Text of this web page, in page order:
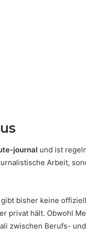
journal und ist
Arbeit,
bisher keine
privat hält. Obwohl
zwischen Berufs-